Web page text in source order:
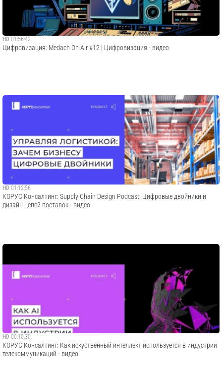
HD 01:56:42
Цифровизация: Medach On Air #12 | Цифровизация - видео
HD 01:12:56
КОРУС Консалтинг: Supply Chain Design Podcast: Цифровые двойники и
дизайн цепей поставок - видео
HD 00:10:30
КОРУС Консалтинг: Как искуственный интеллект используется в индустрии
телекоммуникаций - видео